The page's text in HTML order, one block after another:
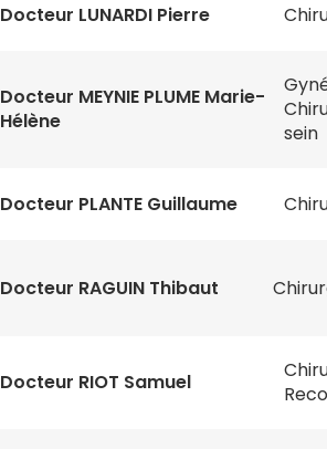
Docteur LUNARDI Pierre
Docteur MEYNIE PLUME Marie-
Hélène
sein
Docteur PLANTE Guillaume
Docteur RAGUIN Thibaut
Docteur RIOT Samuel